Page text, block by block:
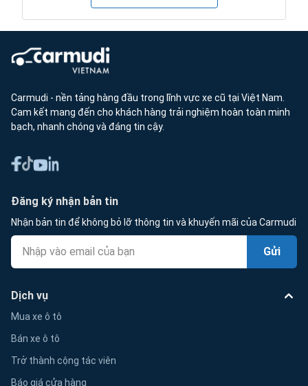
Carmudi - nền tảng hàng đầu trong lĩnh vực xe cũ tại Việt Nam.
Cam kết mang đến cho khách hàng trải nghiệm hoàn toàn minh
bạch, nhanh chóng và đáng tin cậy.
Đăng ký nhận bản tin
Nhận bản tin để không bỏ lỡ thông tin và khuyến mãi của Carmudi
Gửi
Dịch vụ
Mua xe ô tô
Bán xe ô tô
Trở thành cộng tác viên
Báo giá cửa hàng